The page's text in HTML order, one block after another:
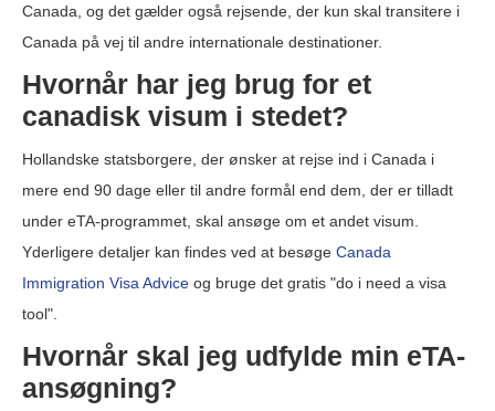
Canada, og det gælder også rejsende, der kun skal transitere i
Canada på vej til andre internationale destinationer.
Hvornår har jeg brug for et
canadisk visum i stedet?
Hollandske statsborgere, der ønsker at rejse ind i Canada i
mere end 90 dage eller til andre formål end dem, der er tilladt
under eTA-programmet, skal ansøge om et andet visum.
Yderligere detaljer kan findes ved at besøge Canada
Immigration Visa Advice og bruge det gratis "do i need a visa
tool".
Hvornår skal jeg udfylde min eTA-
ansøgning?